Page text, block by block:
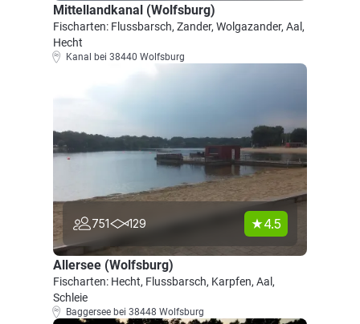
Mittellandkanal (Wolfsburg)
Fischarten: Flussbarsch, Zander, Wolgazander, Aal,
Hecht
Kanal bei 38440 Wolfsburg
751 129 4.5
Allersee (Wolfsburg)
Fischarten: Hecht, Flussbarsch, Karpfen, Aal,
Schleie
Baggersee bei 38448 Wolfsburg